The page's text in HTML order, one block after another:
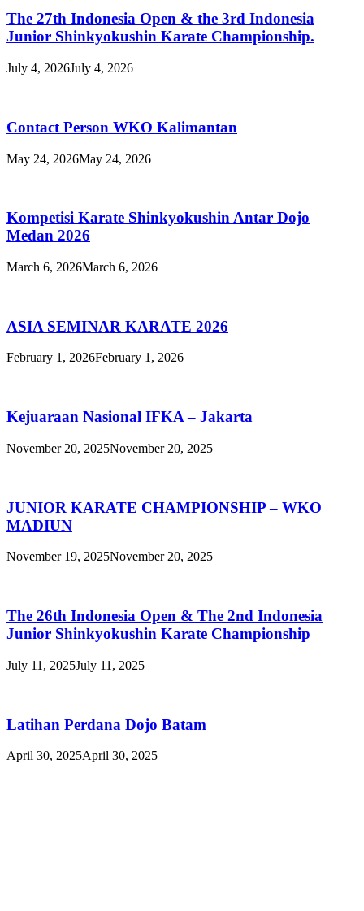
The 27th Indonesia Open & the 3rd Indonesia
Junior Shinkyokushin Karate Championship.
July 4, 2026July 4, 2026
Contact Person WKO Kalimantan
May 24, 2026May 24, 2026
Kompetisi Karate Shinkyokushin Antar Dojo
Medan 2026
March 6, 2026March 6, 2026
ASIA SEMINAR KARATE 2026
February 1, 2026February 1, 2026
Kejuaraan Nasional IFKA – Jakarta
November 20, 2025November 20, 2025
JUNIOR KARATE CHAMPIONSHIP – WKO
MADIUN
November 19, 2025November 20, 2025
The 26th Indonesia Open & The 2nd Indonesia
Junior Shinkyokushin Karate Championship
July 11, 2025July 11, 2025
Latihan Perdana Dojo Batam
April 30, 2025April 30, 2025